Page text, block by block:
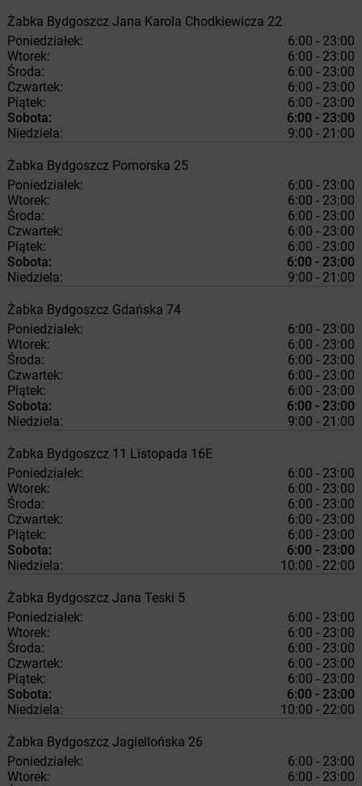
Żabka Bydgoszcz Jana Karola Chodkiewicza 22
Poniedziałek:
6:00 - 23:00
Wtorek:
6:00 - 23:00
Środa:
6:00 - 23:00
Czwartek:
6:00 - 23:00
Piątek:
6:00 - 23:00
Sobota:
6:00 - 23:00
Niedziela:
9:00 - 21:00
Żabka Bydgoszcz Pomorska 25
Poniedziałek:
6:00 - 23:00
Wtorek:
6:00 - 23:00
Środa:
6:00 - 23:00
Czwartek:
6:00 - 23:00
Piątek:
6:00 - 23:00
Sobota:
6:00 - 23:00
Niedziela:
9:00 - 21:00
Żabka Bydgoszcz Gdańska 74
Poniedziałek:
6:00 - 23:00
Wtorek:
6:00 - 23:00
Środa:
6:00 - 23:00
Czwartek:
6:00 - 23:00
Piątek:
6:00 - 23:00
Sobota:
6:00 - 23:00
Niedziela:
9:00 - 21:00
Żabka Bydgoszcz 11 Listopada 16E
Poniedziałek:
6:00 - 23:00
Wtorek:
6:00 - 23:00
Środa:
6:00 - 23:00
Czwartek:
6:00 - 23:00
Piątek:
6:00 - 23:00
Sobota:
6:00 - 23:00
Niedziela:
10:00 - 22:00
Żabka Bydgoszcz Jana Teski 5
Poniedziałek:
6:00 - 23:00
Wtorek:
6:00 - 23:00
Środa:
6:00 - 23:00
Czwartek:
6:00 - 23:00
Piątek:
6:00 - 23:00
Sobota:
6:00 - 23:00
Niedziela:
10:00 - 22:00
Żabka Bydgoszcz Jagiellońska 26
Poniedziałek:
6:00 - 23:00
Wtorek:
6:00 - 23:00